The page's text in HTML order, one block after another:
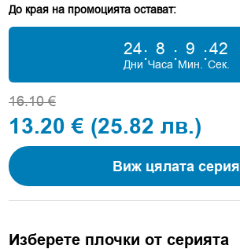
До края на промоцията остават:
24
Дни: 8
Часа: 9
Мин.:41
Сек.
16.10 €
13.20 € (25.82 лв.)
Виж цялата серия
Изберете плочки от серията